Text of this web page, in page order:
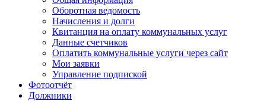
Оборотная ведомость
Начисления и долги
Квитанция на оплату коммунальных услуг
Данные счетчиков
Оплатить коммунальные услуги через сайт
Мои заявки
Управление подпиской
Фотоотчёт
Должники